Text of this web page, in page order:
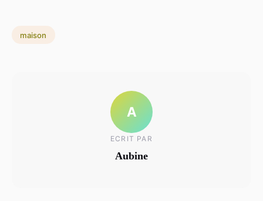
maison
A
ECRIT PAR
Aubine